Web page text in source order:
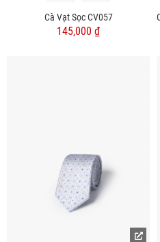
Cà Vạt Sọc CV057
145,000 ₫